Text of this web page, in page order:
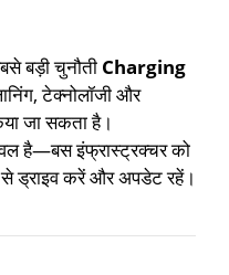
बड़ी चुनौती Charging
टेक्नोलॉजी और
जा सकता है।
है—बस इंफ्रास्ट्रक्चर को
ड्राइव करें और अपडेट रहें।